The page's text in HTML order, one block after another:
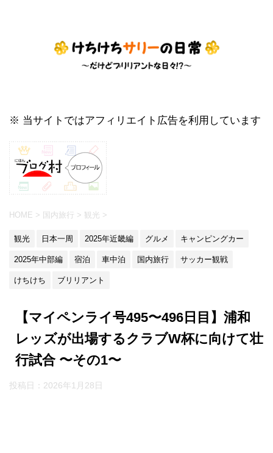
※ 当サイトではアフィリエイト広告を利用しています
HOME > 国内旅行 > 観光 >
観光 日本一周 2025年近畿編 グルメ キャンピングカー
2025年中部編 宿泊 車中泊 国内旅行 サッカー観戦
けちけち ブリリアント
【マイペンライ号495〜496日目】浦和
レッズが出場するクラブW杯に向けて壮
行試合 〜その1〜
投稿日： 2026年1月28日